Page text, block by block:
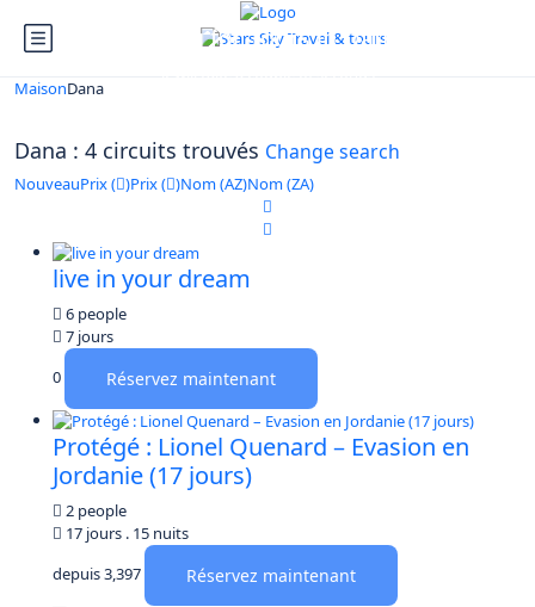
Looking for Tours in Dana...
MaisonDana
Dana : 4 circuits trouvés Change search
NouveauPrix ( )Prix ( )Nom (AZ)Nom (ZA)
live in your dream
6 people
7 jours
0
Réservez maintenant
Protégé : Lionel Quenard – Evasion en
Jordanie (17 jours)
2 people
17 jours . 15 nuits
depuis3,397 Réservez maintenant